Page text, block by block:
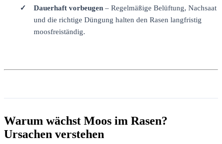
Dauerhaft vorbeugen – Regelmäßige Belüftung, Nachsaat
und die richtige Düngung halten den Rasen langfristig
moosfreiständig.
Warum wächst Moos im Rasen?
Ursachen verstehen